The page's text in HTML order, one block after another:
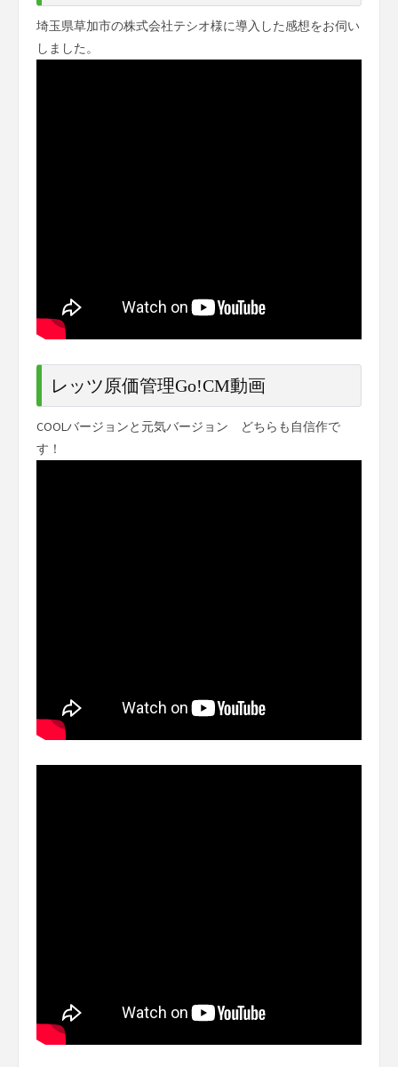
埼玉県草加市の株式会社テシオ様に導入した感想をお伺い
しました。
レッツ原価管理Go!CM動画
COOLバージョンと元気バージョン どちらも自信作で
す！